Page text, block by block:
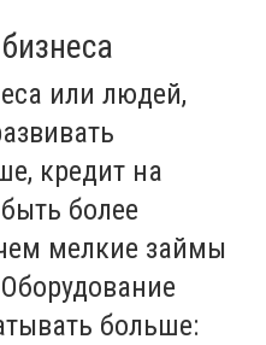
или людей,
кредит на
более
мелкие займы
больше: